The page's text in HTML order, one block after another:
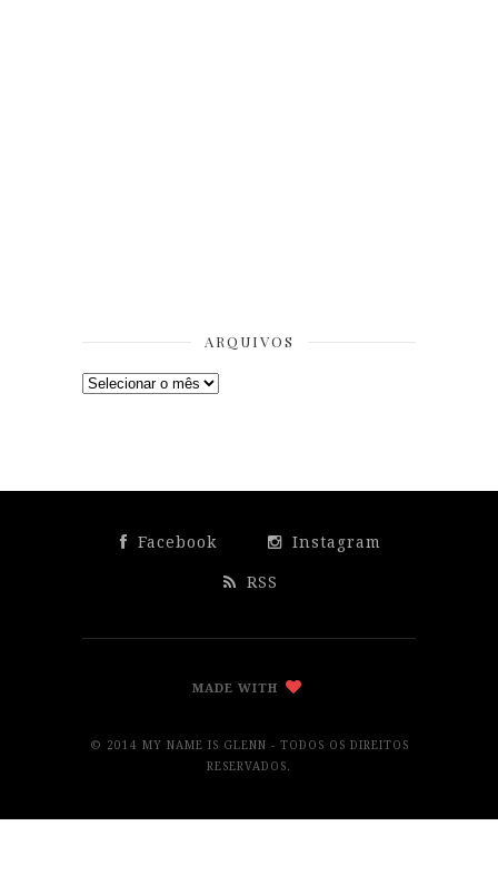
ARQUIVOS
Arquivos
Facebook Instagram
RSS
MADE WITH
© 2014 MY NAME IS GLENN - TODOS OS DIREITOS
RESERVADOS.